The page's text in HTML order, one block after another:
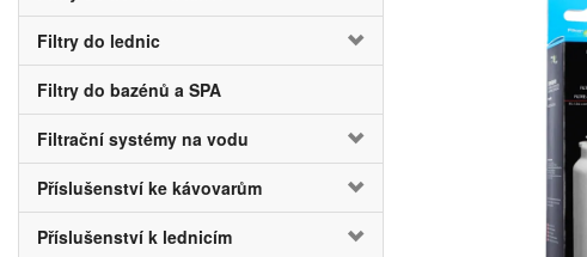
Filtry do lednic
Filtry do bazénů a SPA
Filtrační systémy na vodu
Příslušenství ke kávovarům
Příslušenství k lednicím